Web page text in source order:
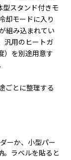
型スタンド付きモ
却モードに入り
組み込まれてい
汎用のヒートガ
）を別途用意す
ごとに整理する
ーか、小型パー
。ラベルを貼ると